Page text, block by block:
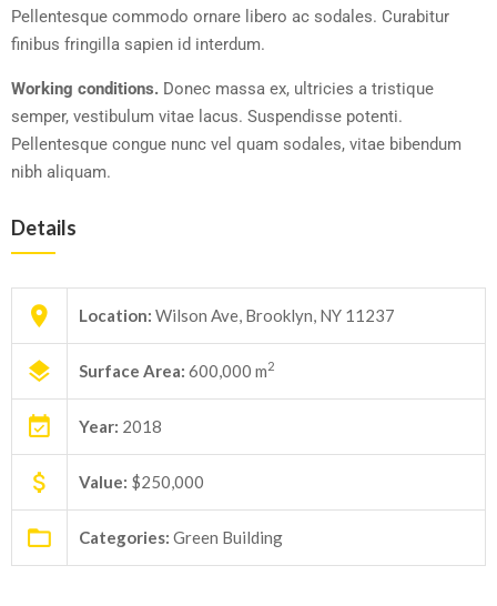
Pellentesque commodo ornare libero ac sodales. Curabitur
finibus fringilla sapien id interdum.
Working conditions. Donec massa ex, ultricies a tristique
semper, vestibulum vitae lacus. Suspendisse potenti.
Pellentesque congue nunc vel quam sodales, vitae bibendum
nibh aliquam.
Details
Location: Wilson Ave, Brooklyn, NY 11237
Surface Area: 600,000 m2
Year: 2018
Value: $250,000
Categories: Green Building